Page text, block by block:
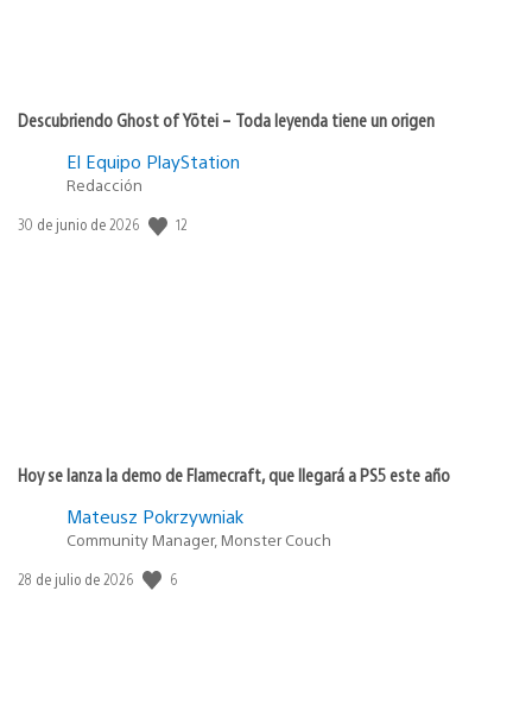
Descubriendo Ghost of Yōtei – Toda leyenda tiene un origen
El Equipo PlayStation
Redacción
Fecha
30 de junio de 2026 12
Hoy se lanza la demo de Flamecraft, que llegará a PS5 este año
Mateusz Pokrzywniak
Community Manager, Monster Couch
Fecha
28 de julio de 2026 6